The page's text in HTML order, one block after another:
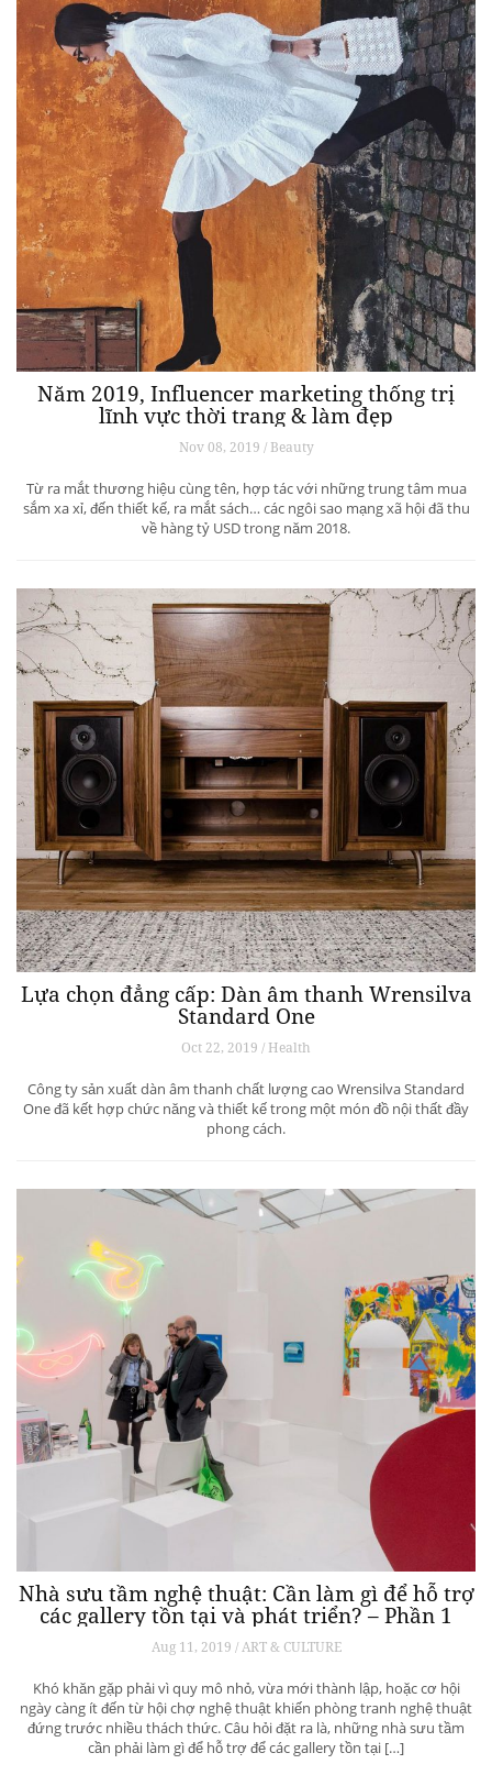
Năm 2019, Influencer marketing thống trị
lĩnh vực thời trang & làm đẹp
Nov 08, 2019 / Beauty
Từ ra mắt thương hiệu cùng tên, hợp tác với những trung tâm mua
sắm xa xỉ, đến thiết kế, ra mắt sách… các ngôi sao mạng xã hội đã thu
về hàng tỷ USD trong năm 2018.
Lựa chọn đẳng cấp: Dàn âm thanh Wrensilva
Standard One
Oct 22, 2019 / Health
Công ty sản xuất dàn âm thanh chất lượng cao Wrensilva Standard
One đã kết hợp chức năng và thiết kế trong một món đồ nội thất đầy
phong cách.
Nhà sưu tầm nghệ thuật: Cần làm gì để hỗ trợ
các gallery tồn tại và phát triển? – Phần 1
Aug 11, 2019 / ART & CULTURE
Khó khăn gặp phải vì quy mô nhỏ, vừa mới thành lập, hoặc cơ hội
ngày càng ít đến từ hội chợ nghệ thuật khiến phòng tranh nghệ thuật
đứng trước nhiều thách thức. Câu hỏi đặt ra là, những nhà sưu tầm
cần phải làm gì để hỗ trợ để các gallery tồn tại […]